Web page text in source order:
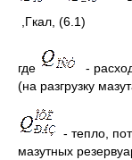
,Гкал, (6.1)
где
-
(на разгрузку
- тепло,
мазутных